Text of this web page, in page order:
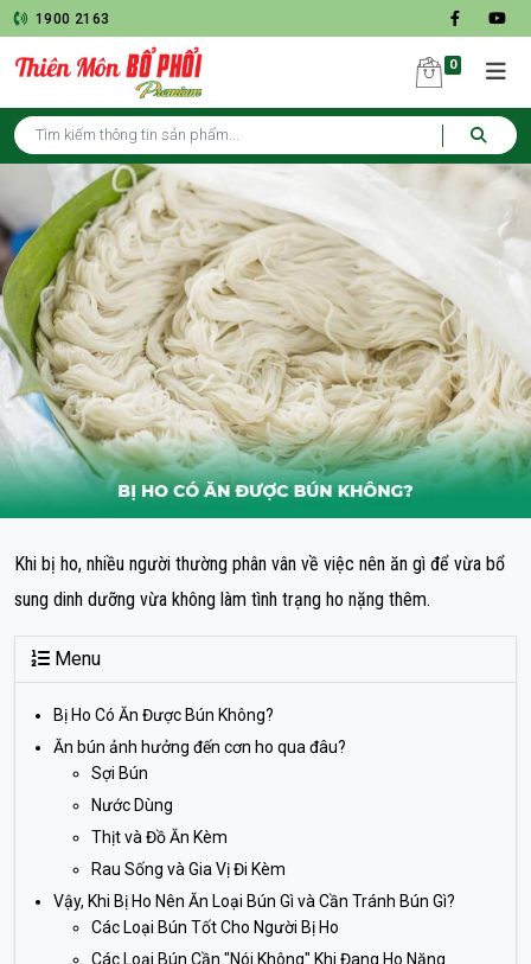
1900 2163
0
Khi bị ho, nhiều người thường phân vân về việc nên ăn gì để vừa bổ
sung dinh dưỡng vừa không làm tình trạng ho nặng thêm.
Menu
Bị Ho Có Ăn Được Bún Không?
Ăn bún ảnh hưởng đến cơn ho qua đâu?
Sợi Bún
Nước Dùng
Thịt và Đồ Ăn Kèm
Rau Sống và Gia Vị Đi Kèm
Vậy, Khi Bị Ho Nên Ăn Loại Bún Gì và Cần Tránh Bún Gì?
Các Loại Bún Tốt Cho Người Bị Ho
Các Loại Bún Cần "Nói Không" Khi Đang Ho Nặng